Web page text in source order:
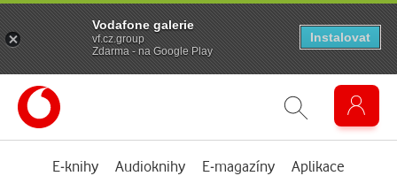
E-knihy Audioknihy E-magazíny Aplikace
Vodafone galerie
vf.cz.group
Zdarma - na Google Play
Instalovat